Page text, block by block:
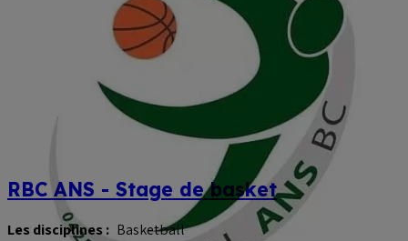
RBC ANS - Stage de basket
Les disciplines : Basketball